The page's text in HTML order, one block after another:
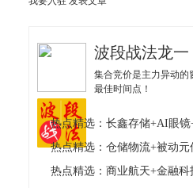
波段战法龙一
集合竞价是主力异动的
最佳时间点！
热点精选：长鑫存储+AI眼
热点精选：仓储物流+被动元件+
热点精选：商业航天+金融科技+华